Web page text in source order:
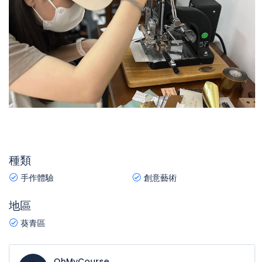
種類
手作體驗 創意藝術
地區
葵青區